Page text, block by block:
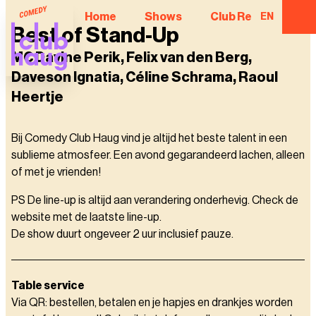
Home Shows Club Regulars
EN
Best of Stand-Up
MC Davine Perik, Felix van den Berg,
Daveson Ignatia, Céline Schrama, Raoul
Heertje
Bij Comedy Club Haug vind je altijd het beste talent in een
sublieme atmosfeer. Een avond gegarandeerd lachen, alleen
of met je vrienden!
PS De line-up is altijd aan verandering onderhevig. Check de
website met de laatste line-up.
De show duurt ongeveer 2 uur inclusief pauze.
Table service
Via QR: bestellen, betalen en je hapjes en drankjes worden